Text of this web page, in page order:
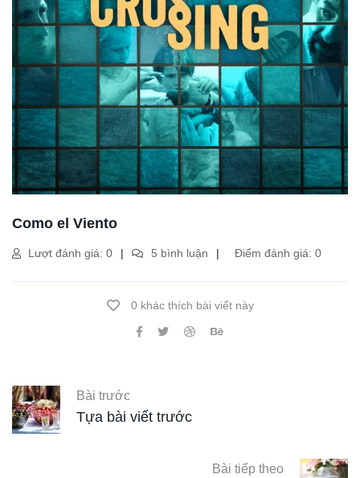
Como el Viento
Lượt đánh giá: 0 5 bình luận Điểm đánh giá: 0
0 khác thích bài viết này
Bài trước
Tựa bài viết trước
Bài tiếp theo